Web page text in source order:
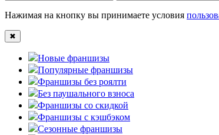
Нажимая на кнопку вы принимаете условия
✖
Новые франшизы
Популярные франшизы
Франшизы без роялти
Без паушального взноса
Франшизы со скидкой
Франшизы с кэшбэком
Сезонные франшизы